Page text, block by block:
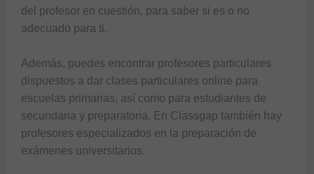
del profesor en cuestión, para saber si es o no
adecuado para ti.
Además, puedes encontrar profesores particulares
dispuestos a dar clases particulares online para
escuelas primarias, así como para estudiantes de
secundaria y preparatoria. En Classgap también hay
profesores especializados en la preparación de